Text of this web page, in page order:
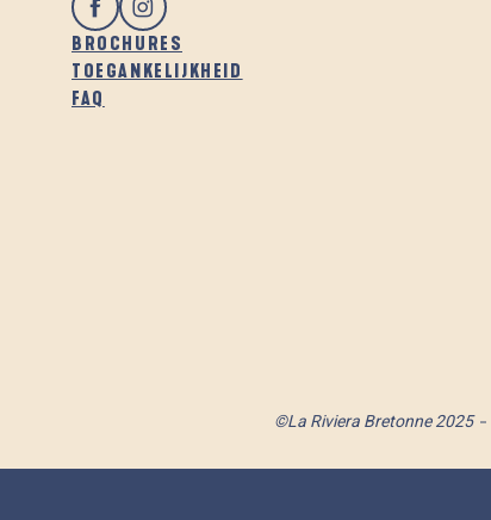
BROCHURES
TOEGANKELIJKHEID
FAQ
©La Riviera Bretonne 2025